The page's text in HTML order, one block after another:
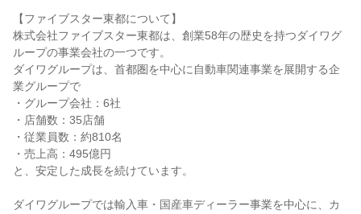
【ファイブスター東都について】
株式会社ファイブスター東都は、創業58年の歴史を持つダイワグ
ループの事業会社の一つです。
ダイワグループは、首都圏を中心に自動車関連事業を展開する企
業グループで
・グループ会社：6社
・店舗数：35店舗
・従業員数：約810名
・売上高：495億円
と、安定した成長を続けています。
ダイワグループでは輸入車・国産車ディーラー事業を中心に、カ